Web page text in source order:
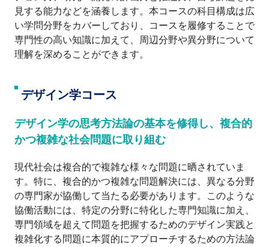
見する能力などを涵養します。本コースの科目構成は広
い学問分野をカバーしており、コースを履修することで
専門性の高い知識に加えて、周辺分野や異分野について
理解を深めることができます。
デザイン学コース
デザイン学の思考方法論の基本を修得し、複合的
かつ複雑な社会問題に取り組む
現代社会は複合的で複雑な様々な問題に晒されていま
す。特に、複合的かつ複雑な問題解決には、異なる分野
の専門家が協働して当たる必要があります。このような
協働活動には、特定の分野に特化した専門知識に加え、
専門領域を超えて問題を把握するためのデザイン実践と
複雑化する問題に本質的にアプローチするための方法論